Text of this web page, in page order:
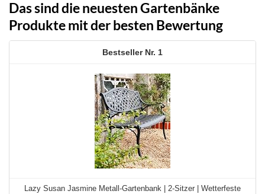
Das sind die neuesten Gartenbänke
Produkte mit der besten Bewertung
1
Lazy Susan Jasmine Metall-Gartenbank | 2-Sitzer | Wetterfeste